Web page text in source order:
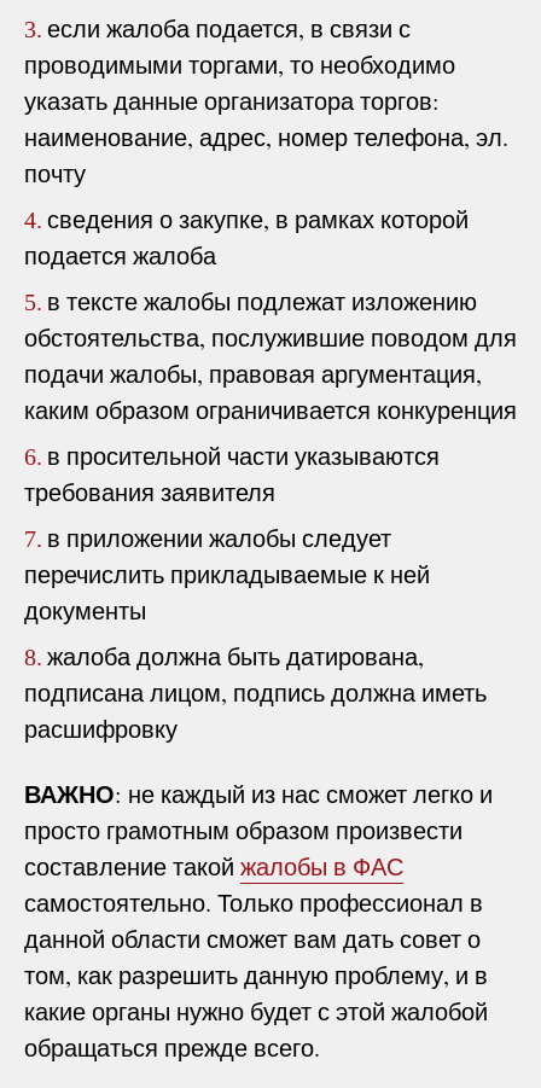
3. если жалоба подается, в связи с
проводимыми торгами, то необходимо
указать данные организатора торгов:
наименование, адрес, номер телефона, эл.
почту
4. сведения о закупке, в рамках которой
подается жалоба
5. в тексте жалобы подлежат изложению
обстоятельства, послужившие поводом для
подачи жалобы, правовая аргументация,
каким образом ограничивается конкуренция
6. в просительной части указываются
требования заявителя
7. в приложении жалобы следует
перечислить прикладываемые к ней
документы
8. жалоба должна быть датирована,
подписана лицом, подпись должна иметь
расшифровку
ВАЖНО: не каждый из нас сможет легко и
просто грамотным образом произвести
составление такой жалобы в ФАС
самостоятельно. Только профессионал в
данной области сможет вам дать совет о
том, как разрешить данную проблему, и в
какие органы нужно будет с этой жалобой
обращаться прежде всего.